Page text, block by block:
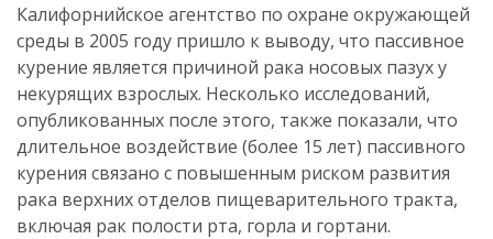
Калифорнийское агентство по охране окружающей
среды в 2005 году пришло к выводу, что пассивное
курение является причиной рака носовых пазух у
некурящих взрослых. Несколько исследований,
опубликованных после этого, также показали, что
длительное воздействие (более 15 лет) пассивного
курения связано с повышенным риском развития
рака верхних отделов пищеварительного тракта,
включая рак полости рта, горла и гортани.